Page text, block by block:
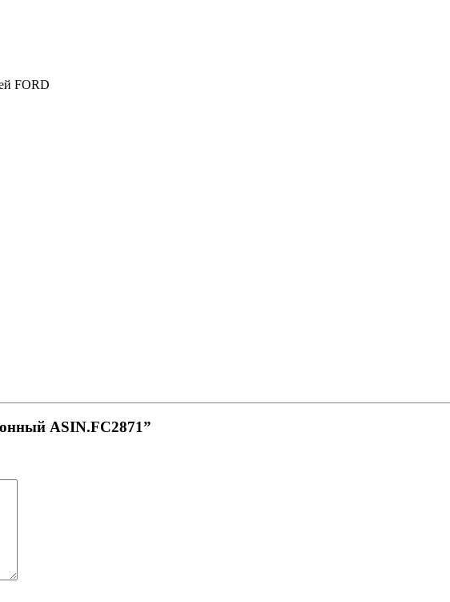
FORD
ASIN.FC2871”